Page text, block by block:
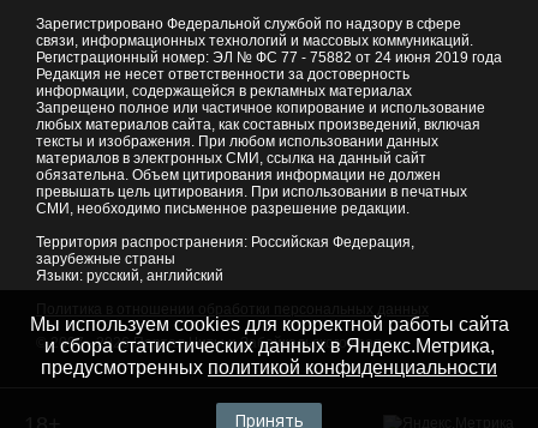
Зарегистрировано Федеральной службой по надзору в сфере
связи, информационных технологий и массовых коммуникаций.
Регистрационный номер: ЭЛ № ФС 77 - 75882 от 24 июня 2019 года
Редакция не несет ответственности за достоверность
информации, содержащейся в рекламных материалах
Запрещено полное или частичное копирование и использование
любых материалов сайта, как составных произведений, включая
тексты и изображения. При любом использовании данных
материалов в электронных СМИ, ссылка на данный сайт
обязательна. Объем цитирования информации не должен
превышать цель цитирования. При использовании в печатных
СМИ, необходимо письменное разрешение редакции.
Территория распространения: Российская Федерация,
зарубежные страны
Языки: русский, английский
© 2007 - 2026Портал Читы и Забайкальского края
Мы используем cookies для корректной работы сайта
и сбора статистических данных в Яндекс.Метрика,
предусмотренных политикой конфиденциальности
Принять